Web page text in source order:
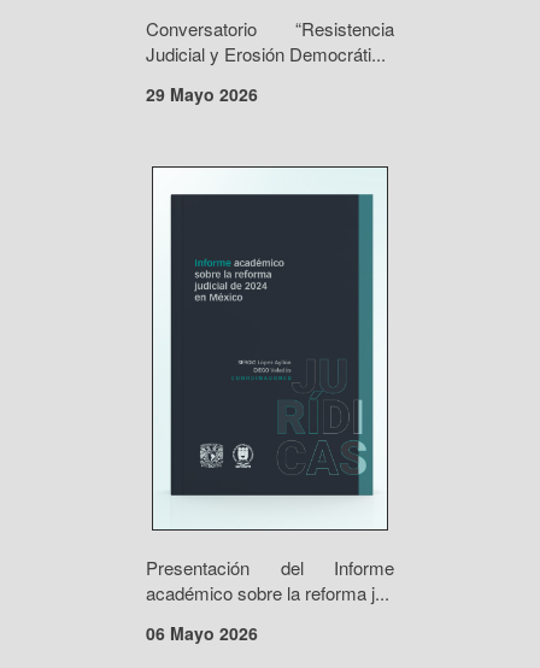
Conversatorio “Resistencia
Judicial y Erosión Democráti...
29 Mayo 2026
Presentación del Informe
académico sobre la reforma j...
06 Mayo 2026